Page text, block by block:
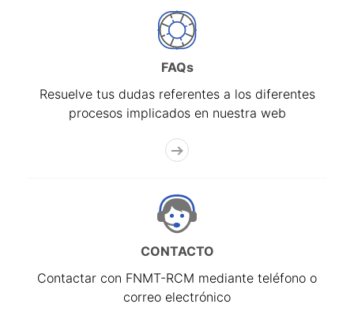
FAQs
Resuelve tus dudas referentes a los diferentes
procesos implicados en nuestra web
CONTACTO
Contactar con FNMT-RCM mediante teléfono o
correo electrónico